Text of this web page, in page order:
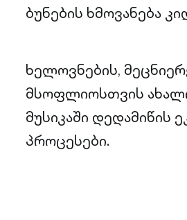
ბუნების ხმოვანება
ხელოვნების,
მსოფლიოსთვის
მუსიკაში დედამიწის
პროცესები.